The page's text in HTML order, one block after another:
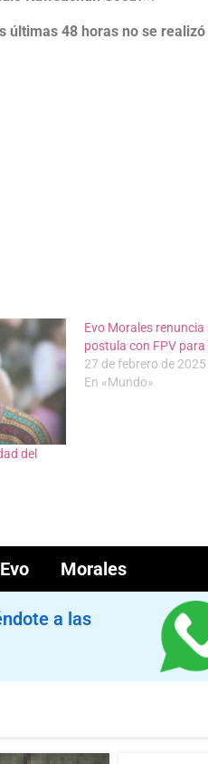
últimas 48 horas no se
del
Evo Morales renuncia
postula con FPV
27 de febrero de 2025
En «Mundo»
Evo Morales
a las